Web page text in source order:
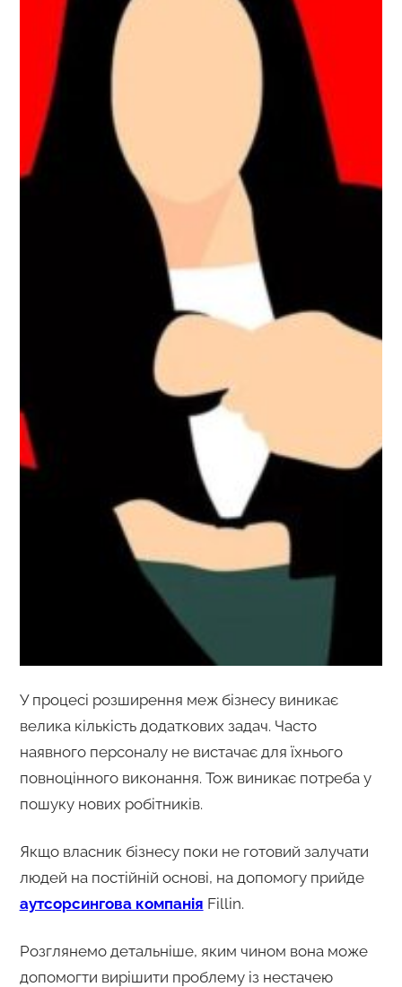
У процесі розширення меж бізнесу виникає
велика кількість додаткових задач. Часто
наявного персоналу не вистачає для їхнього
повноцінного виконання. Тож виникає потреба у
пошуку нових робітників.
Якщо власник бізнесу поки не готовий залучати
людей на постійній основі, на допомогу прийде
аутсорсингова компанія Fillin.
Розглянемо детальніше, яким чином вона може
допомогти вирішити проблему із нестачею